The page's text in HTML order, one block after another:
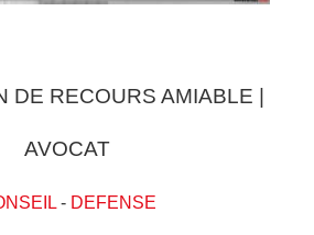
DE RECOURS AMIABLE |
AVOCAT
- DEFENSE